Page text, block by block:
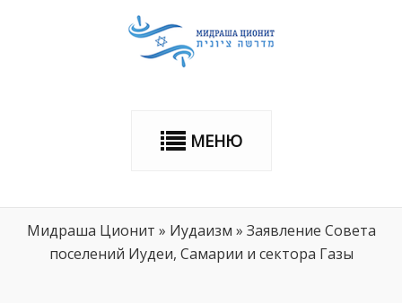
МЕНЮ
Мидраша Ционит » Иудаизм » Заявление Совета
поселений Иудеи, Самарии и сектора Газы